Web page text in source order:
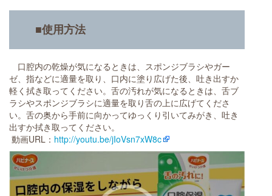
■使用方法
口腔内の乾燥が気になるときは、スポンジブラシやガー
ゼ、指などに適量を取り、口内に塗り広げた後、吐き出すか
軽く拭き取ってください。舌の汚れが気になるときは、舌ブ
ラシやスポンジブラシに適量を取り舌の上に広げてくださ
い。舌の奥から手前に向かってゆっくり引いてみがき、吐き
出すか拭き取ってください。
動画URL： http://youtu.be/jIoVsn7xW8c